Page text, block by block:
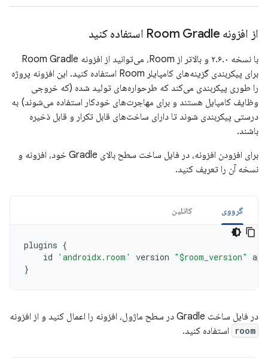
از افزونه Room Gradle استفاده کنید
با نسخه ۲.۶.۰ و بالاتر از Room، می‌توانید از افزونه Room Gradle
برای پیکربندی گزینه‌های کامپایلر Room استفاده کنید. این افزونه پروژه
را طوری پیکربندی می‌کند که طرحواره‌های تولید شده (که خروجی
وظایف کامپایل هستند و برای مهاجرت‌های خودکار استفاده می‌شوند) به
درستی پیکربندی شوند تا دارای ساخت‌های قابل تکرار و قابل ذخیره
باشند.
برای افزودن افزونه، در فایل ساخت سطح بالای Gradle خود، افزونه و
نسخه آن را تعریف کنید.
گرووی کاتلین
plugins {
id
'androidx.room' version "$room_version"
}
در فایل ساخت Gradle در سطح ماژول، افزونه را اعمال کنید و از افزونه
room استفاده کنید.